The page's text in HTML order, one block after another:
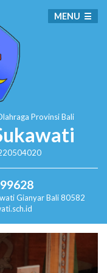
Provinsi Bali
Gianyar Bali 80582
MENU